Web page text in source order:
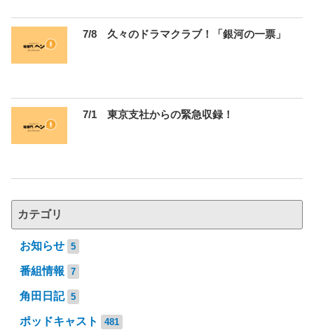
7/8 久々のドラマクラブ！「銀河の一票」
7/1 東京支社からの緊急収録！
カテゴリ
お知らせ 5
番組情報 7
角田日記 5
ポッドキャスト 481